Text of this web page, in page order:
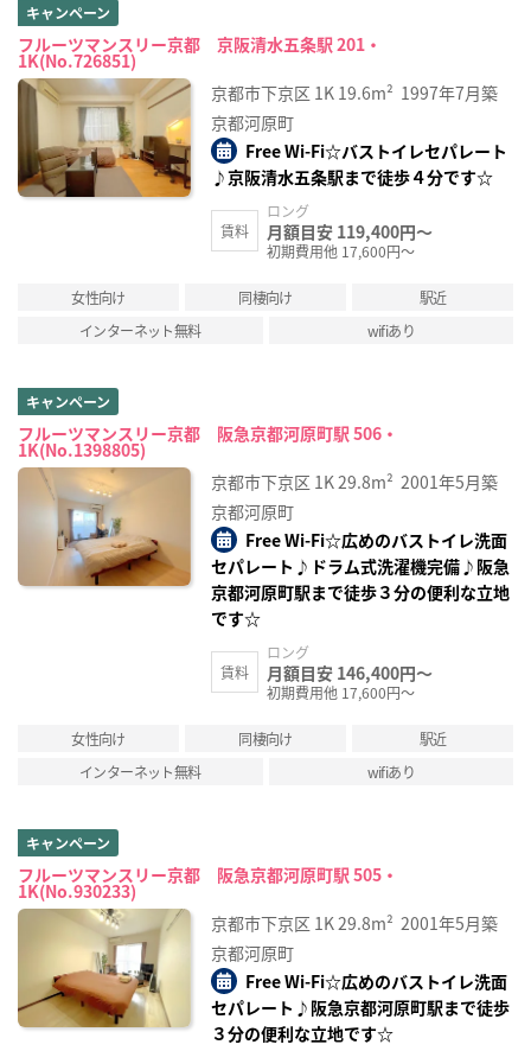
キャンペーン
フルーツマンスリー京都 京阪清水五条駅 201・
1K(No.726851)
京都市下京区 1K 19.6m² 1997年7月築
京都河原町
Free Wi-Fi☆バストイレセパレート
♪京阪清水五条駅まで徒歩４分です☆
賃料
ロング
月額目安 119,400円～
初期費用他 17,600円～
女性向け 同棲向け
駅近
インターネット無料
wifiあり
キャンペーン
フルーツマンスリー京都 阪急京都河原町駅 506・
1K(No.1398805)
京都市下京区 1K29.8m² 2001年5月築
京都河原町
Free Wi-Fi☆広めのバストイレ洗面
セパレート♪ドラム式洗濯機完備♪阪急
京都河原町駅まで徒歩３分の便利な立地
です☆
賃料
ロング
月額目安 146,400円～
初期費用他 17,600円～
女性向け 同棲向け
駅近
インターネット無料
wifiあり
キャンペーン
フルーツマンスリー京都 阪急京都河原町駅 505・
1K(No.930233)
京都市下京区 1K29.8m² 2001年5月築
京都河原町
Free Wi-Fi☆広めのバストイレ洗面
セパレート♪阪急京都河原町駅まで徒歩
３分の便利な立地です☆